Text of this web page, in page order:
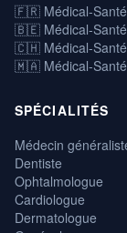
🇫🇷 Médical-
🇧🇪 Médical-Santé
🇨🇭 Médical-Santé
🇲🇦 Médical-
SPÉCIALITÉS
Médecin
Dentiste
Ophtalmologue
Cardiologue
Dermatologue